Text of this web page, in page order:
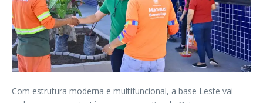
Com estrutura moderna e multifuncional, a base Leste vai